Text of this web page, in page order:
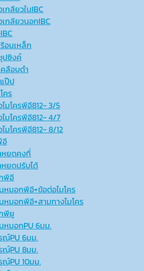
กลียวในIBC
กลียวนอกIBC
อนเหล็ก
ปซิงค์
ลือบดำ
ป๊ป
คร
มโครพีอี812- 3/5
มโครพีอี812- 4/7
มโครพีอี812- 8/12
อี
หยดคงที่
ยดปรับได้
พีอี
หมอกพีอี+ข้อต่อไมโคร
หมอกพีอี+สามทางไมโคร
พียู
หมอกPU 6มม.
ณ์ฺPU 6มม.
ณ์ฺPU 8มม.
PU 10มม.